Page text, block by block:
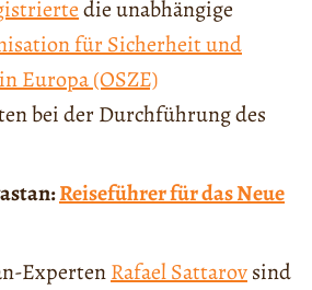
die unabhängige
für Sicherheit und
Europa (OSZE)
bei der Durchführung des
Reiseführer für das Neue
ExpertenRafael Sattarovsind